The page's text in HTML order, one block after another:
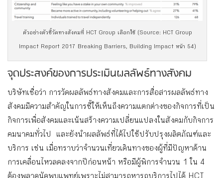
ตัวอย่างตัวชี้วัดทางสังคมที่ HCT Group เลือกใช้ (Source: HCT Group
Impact Report 2017 Breaking Barriers, Building Impact หน้า 54)
จุดประสงค์ของการประเมินผลลัพธ์ทางสังคม
บริษัทเชื่อว่า การวัดผลลัพธ์ทางสังคมและการสื่อสารผลลัพธ์ทาง
สังคมมีความสำคัญในการชี้ให้เห็นถึงความแตกต่างของกิจการที่เป็น
กิจการเพื่อสังคมและเน้นสร้างความเปลี่ยนแปลงในสังคมกับกิจการ
คมนาคมทั่วไป และยังนำผลลัพธ์ที่ได้ไปใช้ปรับปรุงผลิตภัณฑ์และ
บริการ เช่น เมื่อทราบว่าจำนวนเที่ยวเดินทางของผู้ที่มีปัญหาด้าน
การเคลื่อนไหวลดลงจากปีก่อนหน้า หรือมีผู้พิการจำนวน 1 ใน 4